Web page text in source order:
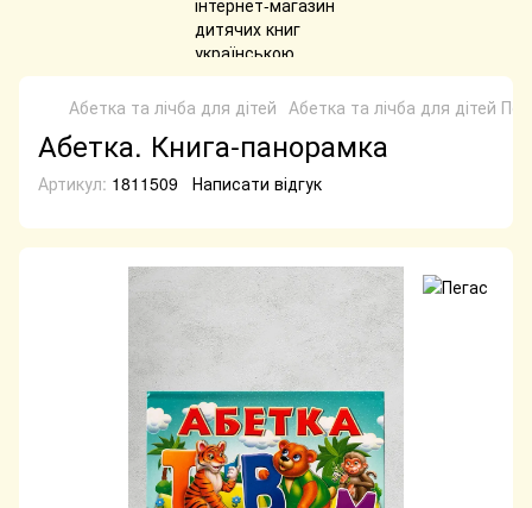
Абетка та лічба для дітей Абетка та лічба для дітей
Абетка. Книга-панорамка
Артикул: 1811509 Написати відгук